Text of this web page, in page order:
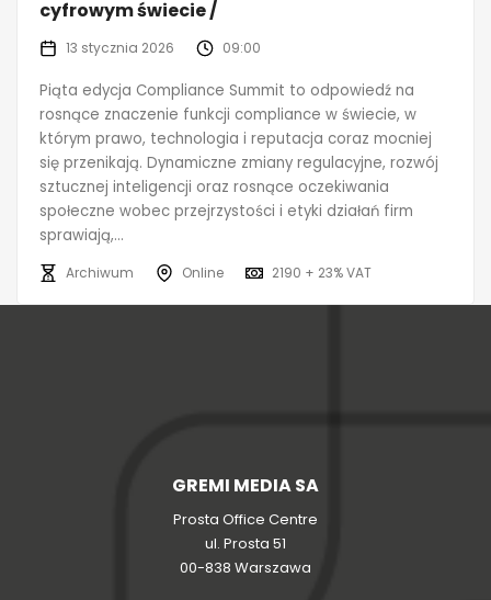
cyfrowym świecie /
13 stycznia 2026 09:00
Piąta edycja Compliance Summit to odpowiedź na
rosnące znaczenie funkcji compliance w świecie, w
którym prawo, technologia i reputacja coraz mocniej
się przenikają. Dynamiczne zmiany regulacyjne, rozwój
sztucznej inteligencji oraz rosnące oczekiwania
społeczne wobec przejrzystości i etyki działań firm
sprawiają,...
Archiwum Online 2190 + 23% VAT
GREMI MEDIA SA
Prosta Office Centre
ul. Prosta 51
00-838 Warszawa